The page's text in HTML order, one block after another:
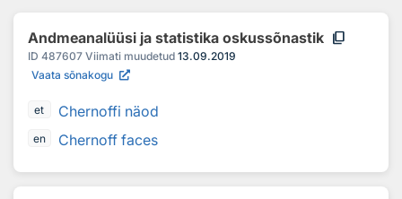
Andmeanalüüsi ja statistika oskussõnastik content_copy
ID 487607 Viimati muudetud 13.09.2019
Vaata sõnakogu
et Chernoffi näod
en Chernoff faces